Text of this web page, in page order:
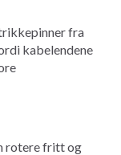
fra
kabelendene
rotere fritt og